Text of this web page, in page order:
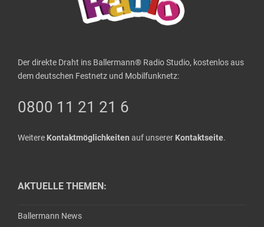
Der direkte Draht ins Ballermann® Radio Studio, kostenlos aus
dem deutschen Festnetz und Mobilfunknetz:
0800 11 21 21 6
Weitere Kontaktmöglichkeiten auf unserer Kontaktseite.
AKTUELLE THEMEN:
Ballermann News